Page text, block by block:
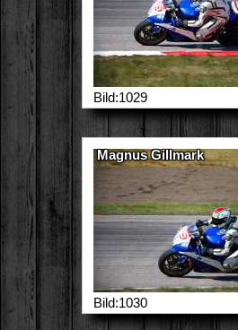
Bild:1029
Magnus Gillmark
Bild:1030